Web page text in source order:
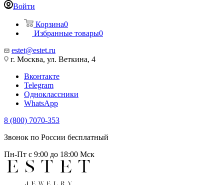
Войти
Корзина0
Избранные товары0
estet@estet.ru
г. Москва, ул. Веткина, 4
Вконтакте
Telegram
Одноклассники
WhatsApp
8 (800) 7070-353
Звонок по России бесплатный
Пн-Пт с 9:00 до 18:00 Мск